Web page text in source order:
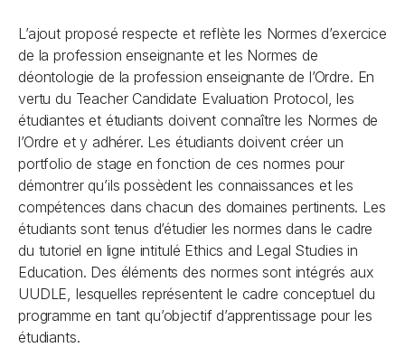
L’ajout proposé respecte et reflète les Normes d’exercice
de la profession enseignante et les Normes de
déontologie de la profession enseignante de l’Ordre. En
vertu du Teacher Candidate Evaluation Protocol, les
étudiantes et étudiants doivent connaître les Normes de
l’Ordre et y adhérer. Les étudiants doivent créer un
portfolio de stage en fonction de ces normes pour
démontrer qu’ils possèdent les connaissances et les
compétences dans chacun des domaines pertinents. Les
étudiants sont tenus d’étudier les normes dans le cadre
du tutoriel en ligne intitulé Ethics and Legal Studies in
Education. Des éléments des normes sont intégrés aux
UUDLE, lesquelles représentent le cadre conceptuel du
programme en tant qu’objectif d’apprentissage pour les
étudiants.